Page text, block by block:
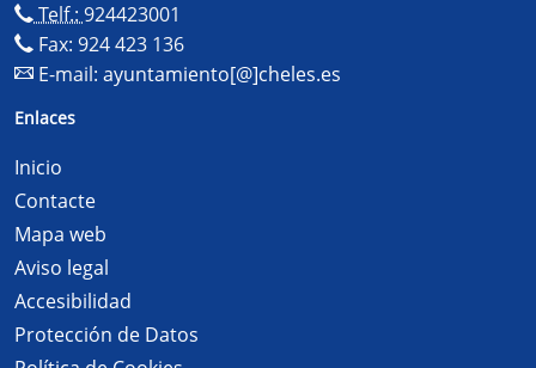
Telf.: 924423001
Fax: 924 423 136
E-mail: ayuntamiento[@]cheles.es
Enlaces
Inicio
Contacte
Mapa web
Aviso legal
Accesibilidad
Protección de Datos